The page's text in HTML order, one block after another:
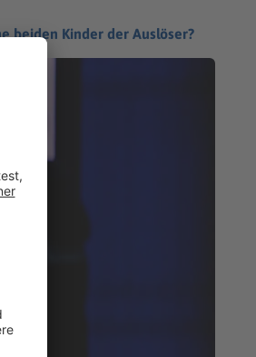
beiden Kinder der Auslöser?